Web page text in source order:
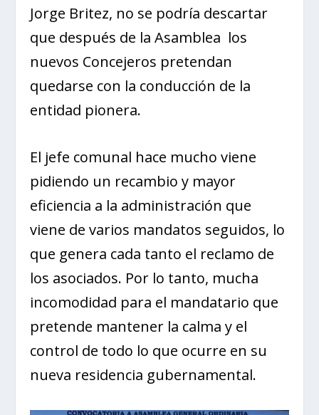
Jorge Britez, no se podría descartar
que después de la Asamblea los
nuevos Concejeros pretendan
quedarse con la conducción de la
entidad pionera.
El jefe comunal hace mucho viene
pidiendo un recambio y mayor
eficiencia a la administración que
viene de varios mandatos seguidos, lo
que genera cada tanto el reclamo de
los asociados. Por lo tanto, mucha
incomodidad para el mandatario que
pretende mantener la calma y el
control de todo lo que ocurre en su
nueva residencia gubernamental.